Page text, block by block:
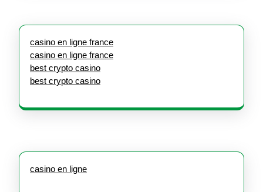
casino en ligne france
casino en ligne france
best crypto casino
best crypto casino
casino en ligne